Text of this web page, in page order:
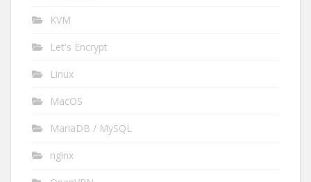
KVM
Let's Encrypt
Linux
MacOS
MariaDB / MySQL
nginx